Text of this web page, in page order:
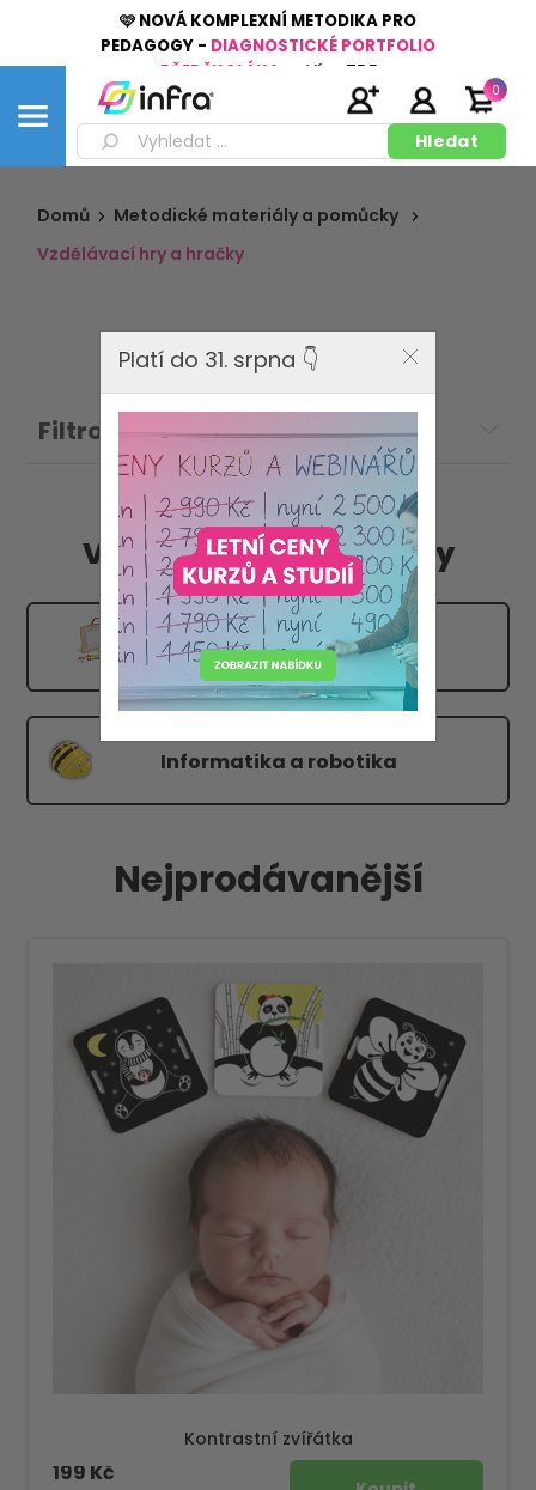
🩷 NOVÁ KOMPLEXNÍ METODIKA PRO
PEDAGOGY - DIAGNOSTICKÉ PORTFOLIO
PŘEDŠKOLÁKA
Více ZDE
0
Domů
Metodické materiály a pomůcky
Vzdělávací hry a hračky
Filtrovat:
Vzdělávací hry a hračky
Deskové a karetní hry
Informatika a robotika
Nejprodávanější
Kontrastní zvířátka
199 Kč
Platí do 31. srpna 👇